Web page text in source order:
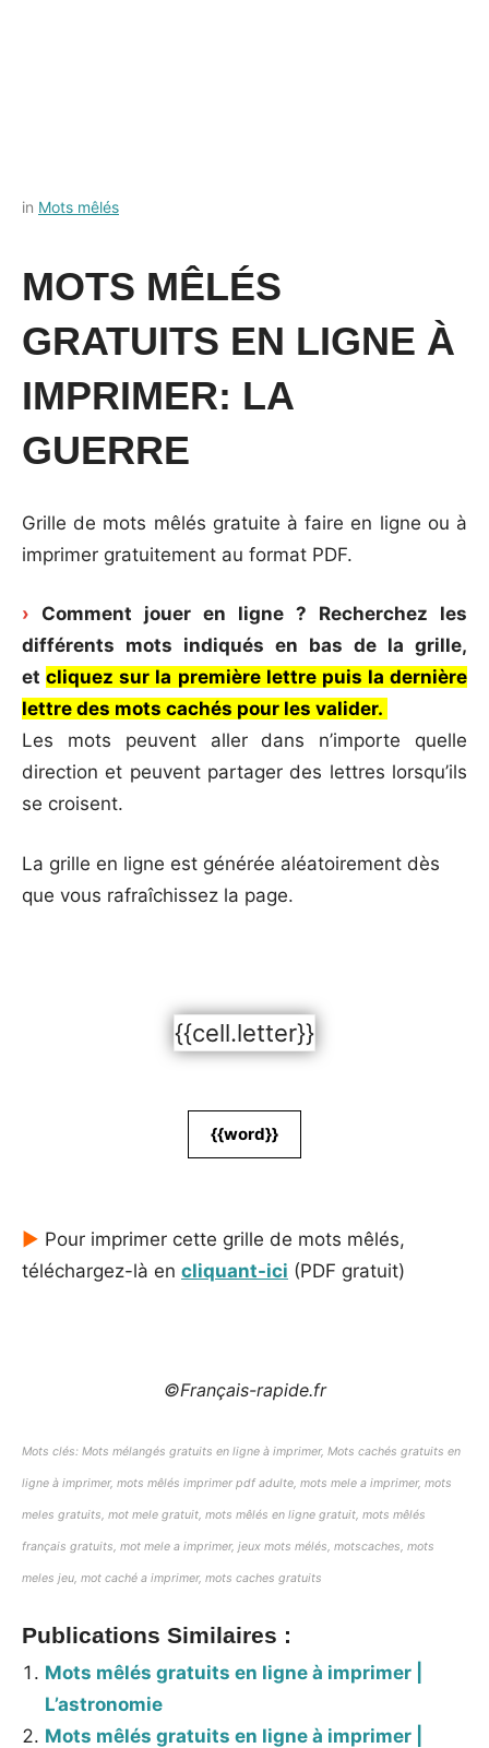
Posted
août
by
in Mots mêlés
MOTS MÊLÉS
GRATUITS EN LIGNE À
IMPRIMER: LA
GUERRE
Grille de mots mêlés gratuite à faire en ligne ou à
imprimer gratuitement au format PDF.
› Comment jouer en ligne ? Recherchez les
différents mots indiqués en bas de la grille,
et cliquez sur la première lettre puis la dernière
lettre des mots cachés pour les valider.
Les mots peuvent aller dans n’importe quelle
direction et peuvent partager des lettres lorsqu’ils
se croisent.
La grille en ligne est générée aléatoirement dès
que vous rafraîchissez la page.
{{cell.letter}}
{{word}}
► Pour imprimer cette grille de mots mêlés,
téléchargez-là en cliquant-ici (PDF gratuit)
©Français-rapide.fr
Mots clés: Mots mélangés gratuits en ligne à imprimer, Mots cachés gratuits en
ligne à imprimer, mots mêlés imprimer pdf adulte, mots mele a imprimer, mots
meles gratuits, mot mele gratuit, mots mêlés en ligne gratuit, mots mêlés
français gratuits, mot mele a imprimer, jeux mots mélés, motscaches, mots
meles jeu, mot caché a imprimer, mots caches gratuits
Publications Similaires :
Mots mêlés gratuits en ligne à imprimer |
L’astronomie
Mots mêlés gratuits en ligne à imprimer |